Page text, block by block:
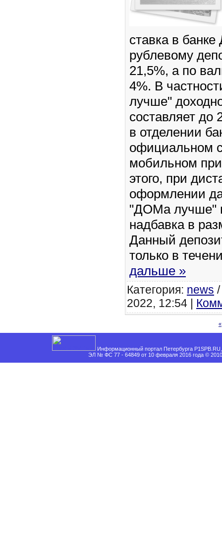
ставка в
рублевому
21,5%, а по
4%. В
лучше"
составляет до
в отделении
официальном
мобильном
этого, при
оформлении
"ДОМа лучше"
надбавка в
Данный
только в
дальше »
Категория: news
2022, 12:54 |
«
Информационный портал Петербурга
ЭЛ № ФС 77 - 64849 от 10 февраля 2016 года ©